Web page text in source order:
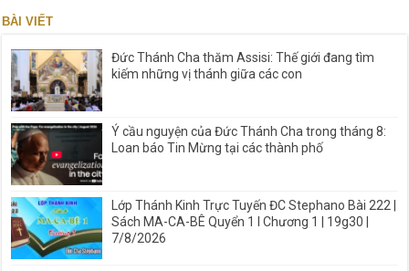
BÀI VIẾT
Đức Thánh Cha thăm Assisi: Thế giới đang tìm
kiếm những vị thánh giữa các con
Ý cầu nguyện của Đức Thánh Cha trong tháng 8:
Loan báo Tin Mừng tại các thành phố
Lớp Thánh Kinh Trực Tuyến ĐC Stephano Bài 222 |
Sách MA-CA-BÊ Quyển 1 I Chương 1 | 19g30 |
7/8/2026